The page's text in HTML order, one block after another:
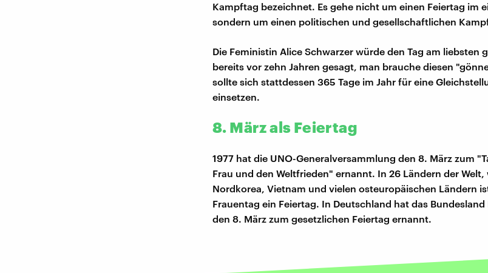
Kampftag bezeichnet. Es gehe nicht um einen Feiertag im
sondern um einen politischen und gesellschaftlichen
Die Feministin Alice Schwarzer würde den Tag am liebsten
bereits vor zehn Jahren gesagt, man brauche diesen
sollte sich stattdessen 365 Tage im Jahr für eine
einsetzen.
8. März als Feiertag
1977 hat die UNO-Generalversammlung den 8. März zum
Frau und den Weltfrieden" ernannt. In 26 Ländern der Welt,
Nordkorea, Vietnam und vielen osteuropäischen Ländern
Frauentag ein Feiertag. In Deutschland hat das
den 8. März zum gesetzlichen Feiertag ernannt.